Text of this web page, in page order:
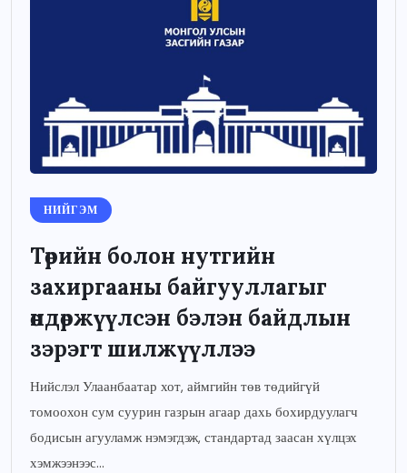
НИЙГЭМ
Төрийн болон нутгийн
захиргааны байгууллагыг
өндөржүүлсэн бэлэн байдлын
зэрэгт шилжүүллээ
Нийслэл Улаанбаатар хот, аймгийн төв төдийгүй
томоохон сум суурин газрын агаар дахь бохирдуулагч
бодисын агууламж нэмэгдэж, стандартад заасан хүлцэх
хэмжээнээс...